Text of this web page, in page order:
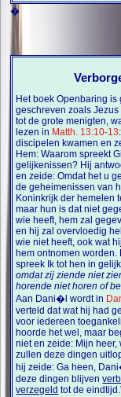
�
Het boek Openbaring is
geschreven zoals Jezus
tot de grote menigten,
lezen in
Matth. 13:10-13
discipelen kwamen en
Hem: Waarom spreekt
gelijkenissen? Hij antwoordde hun
en zeide: Omdat het u
de geheimenissen van
Koninkrijk der hemelen
maar hun is dat niet gegeven. Want
wie heeft, hem zal
en hij zal overvloedig
wie niet heeft, ook wat hij heeft, zal
hem ontnomen worden.
spreek Ik tot hen in
omdat zij ziende niet
horende niet horen of
Aan Dani�l wordt in
verteld dat wat hij had
voor iedereen toegankelijk is:
hoorde het wel, maar
niet en zeide: Mijn heer,
zullen deze dingen
hij zeide: Ga heen,
deze dingen blijven
verzegeld tot de eindtijd.”